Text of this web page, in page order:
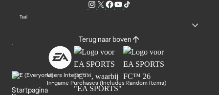
Taal
Terug naar boven
Users Interact
In-game Purchases (Includes Random Items)
Startpagina